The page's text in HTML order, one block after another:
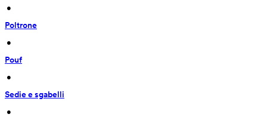
•
Poltrone
•
Pouf
•
Sedie e sgabelli
•